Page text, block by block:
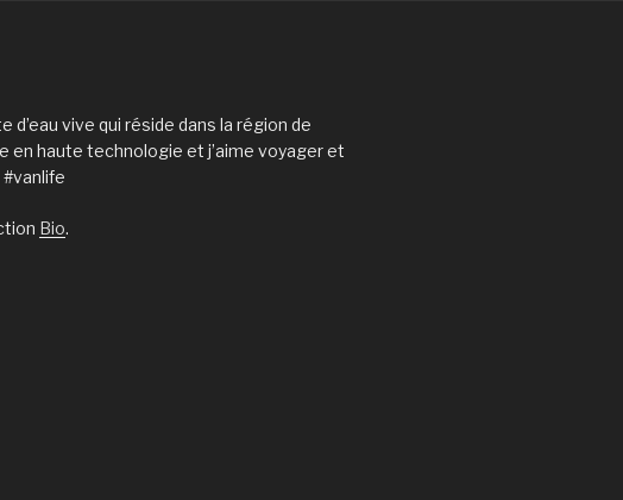
d’eau vive qui réside dans la région de
en haute technologie et j’aime voyager et
Bio.